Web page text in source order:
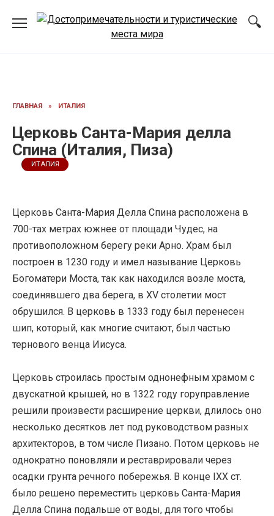
ГЛАВНАЯ » ИТАЛИЯ
Церковь Санта-Мария делла
Спина (Италия, Пиза)
ИТАЛИЯ
Церковь Санта-Мария Делла Спина расположена в
700-тах метрах южнее от площади Чудес, на
противоположном берегу реки Арно. Храм был
построен в 1230 году и имел называние Церковь
Богоматери Моста, так как находился возле моста,
соединявшего два берега, в XV столетии мост
обрушился. В церковь в 1333 году был перенесен
шип, который, как многие считают, был частью
тернового венца Иисуса.
Церковь строилась простым однонефным храмом с
двускатной крышей, но в 1322 году горуправление
решили произвести расширение церкви, длилось оно
несколько десятков лет под руководством разных
архитекторов, в том числе Пизано. Потом церковь не
однократно поновляли и реставрировали через
осадки грунта речного побережья. В конце IXX ст.
было решено переместить церковь Санта-Мария
Делла Спина подальше от воды, для того чтобы